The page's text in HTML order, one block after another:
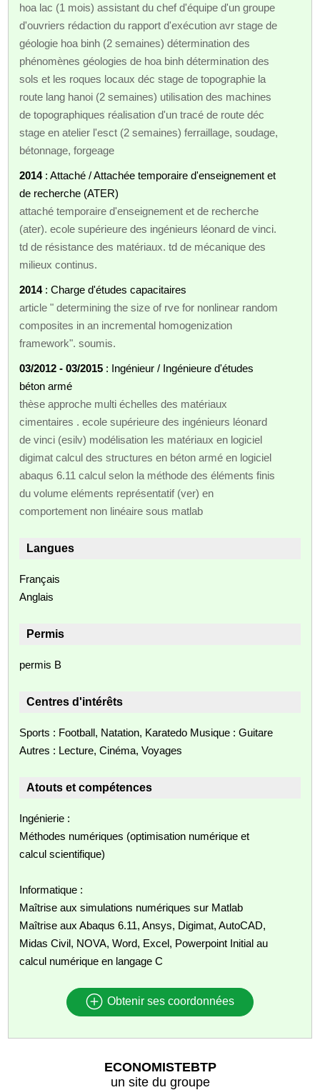
hoa lac (1 mois) assistant du chef d'équipe d'un groupe
d'ouvriers rédaction du rapport d'exécution avr stage de
géologie hoa binh (2 semaines) détermination des
phénomènes géologies de hoa binh détermination des
sols et les roques locaux déc stage de topographie la
route lang hanoi (2 semaines) utilisation des machines
de topographiques réalisation d'un tracé de route déc
stage en atelier l'esct (2 semaines) ferraillage, soudage,
bétonnage, forgeage
2014: Attaché / Attachée temporaire d'enseignement et
de recherche (ATER)
attaché temporaire d'enseignement et de recherche
(ater). ecole supérieure des ingénieurs léonard de vinci.
td de résistance des matériaux. td de mécanique des
milieux continus.
2014: Charge d'études capacitaires
article " determining the size of rve for nonlinear random
composites in an incremental homogenization
framework". soumis.
03/2012 - 03/2015 : Ingénieur / Ingénieure d'études
béton armé
thèse approche multi échelles des matériaux
cimentaires . ecole supérieure des ingénieurs léonard
de vinci (esilv) modélisation les matériaux en logiciel
digimat calcul des structures en béton armé en logiciel
abaqus 6.11 calcul selon la méthode des éléments finis
du volume eléments représentatif (ver) en
comportement non linéaire sous matlab
Langues
Français
Anglais
Permis
permis B
Centres d'intérêts
Sports : Football, Natation, Karatedo Musique : Guitare
Autres : Lecture, Cinéma, Voyages
Atouts et compétences
Ingénierie :
Méthodes numériques (optimisation numérique et
calcul scientifique)
Informatique :
Maîtrise aux simulations numériques sur Matlab
Maîtrise aux Abaqus 6.11, Ansys, Digimat, AutoCAD,
Midas Civil, NOVA, Word, Excel, Powerpoint Initial au
calcul numérique en langage C
Obtenir ses coordonnées
ECONOMISTEBTP
un site du groupe